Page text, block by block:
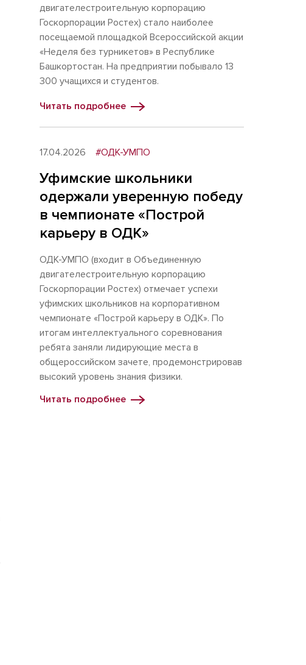
двигателестроительную корпорацию
Госкорпорации Ростех) стало наиболее
посещаемой площадкой Всероссийской акции
«Неделя без турникетов» в Республике
Башкортостан. На предприятии побывало 13
300 учащихся и студентов.
Читать подробнее
17.04.2026 #ОДК-УМПО
Уфимские школьники
одержали уверенную победу
в чемпионате «Построй
карьеру в ОДК»
ОДК-УМПО (входит в Объединенную
двигателестроительную корпорацию
Госкорпорации Ростех) отмечает успехи
уфимских школьников на корпоративном
чемпионате «Построй карьеру в ОДК». По
итогам интеллектуального соревнования
ребята заняли лидирующие места в
общероссийском зачете, продемонстрировав
высокий уровень знания физики.
Читать подробнее